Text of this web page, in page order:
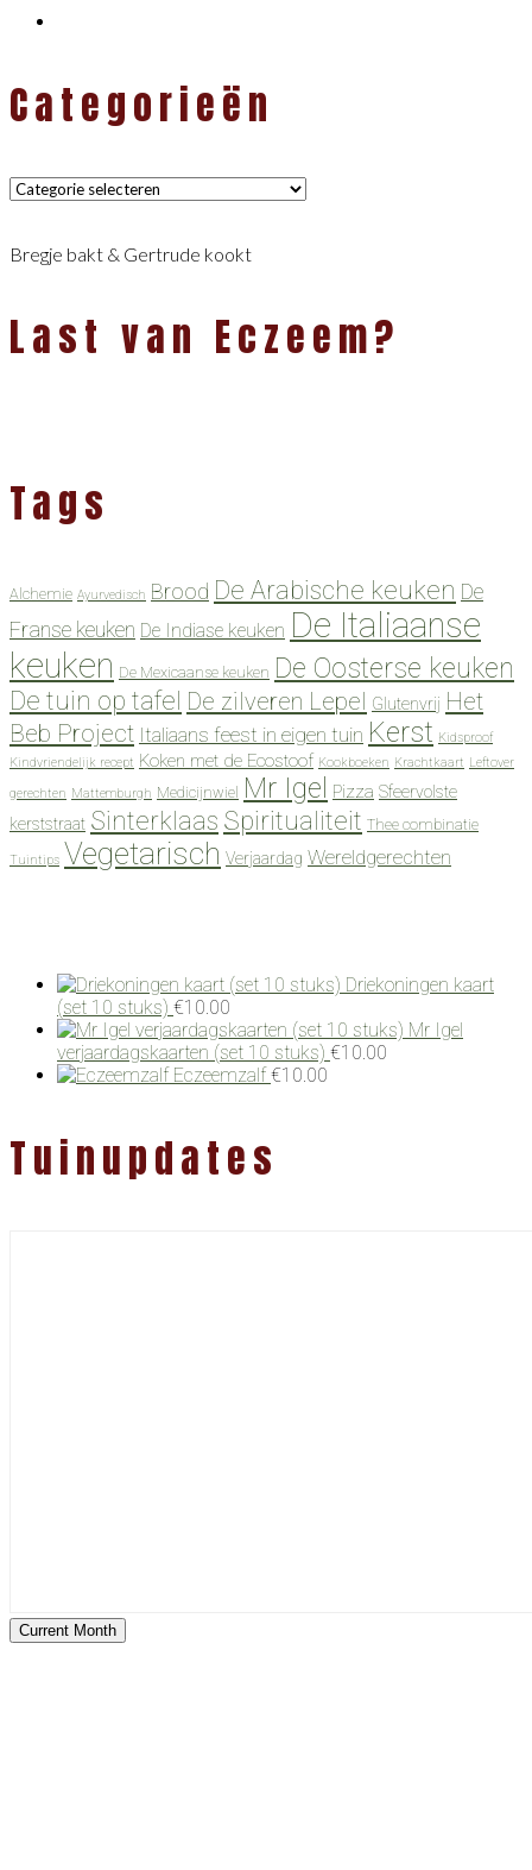
Categorieën
Categorieën
Bregje bakt & Gertrude kookt
Last van Eczeem?
Tags
Alchemie Ayurvedisch Brood De Arabische keuken De
Franse keuken De Indiase keuken De Italiaanse
keuken De Mexicaanse keuken De Oosterse keuken
De tuin op tafel De zilveren Lepel Glutenvrij Het
Beb Project Italiaans feest in eigen tuin Kerst Kidsproof
Kindvriendelijk recept Koken met de Ecostoof Kookboeken Krachtkaart Leftover
gerechten Mattemburgh Medicijnwiel Mr Igel Pizza Sfeervolste
kerststraat Sinterklaas Spiritualiteit Thee combinatie
Tuintips Vegetarisch Verjaardag Wereldgerechten
Driekoningen kaart
(set 10 stuks) €10.00
Mr Igel
verjaardagskaarten (set 10 stuks) €10.00
Eczeemzalf €10.00
Tuinupdates
Current Month